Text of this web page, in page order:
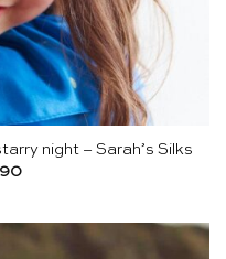
night – Sarah’s Silks